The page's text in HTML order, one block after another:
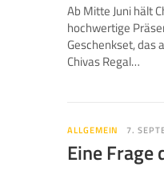
Ab Mitte Juni hält
hochwertige
Geschenkset, das
Chivas Regal…
ALLGEMEIN 7.
Eine Frage